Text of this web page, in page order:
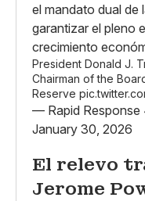
el mandato dual de
garantizar el pleno
crecimiento
President Donald J.
Chairman of the
Reserve
— Rapid Response
January 30, 2026
El relevo
Jerome